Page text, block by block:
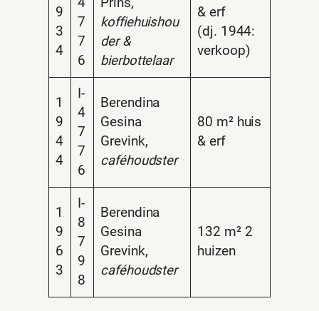
9
3
4
7
7
6
koffiehuishou
der &
bierbottelaar
& erf
(dj. 1944:
verkoop)
1
9
4
4
I-
4
7
7
6
Berendina
Gesina
Grevink,
caféhoudster
80 m² huis
& erf
1
9
6
3
I-
8
7
9
8
Berendina
Gesina
Grevink,
caféhoudster
132 m² 2
huizen